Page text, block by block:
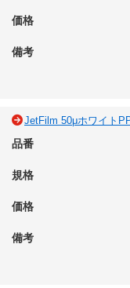
価格
備考
JetFilm 50μホワイト
品番
規格
価格
備考